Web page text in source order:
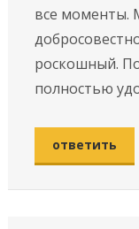
все моменты.
роскошный.
полностью
ответить